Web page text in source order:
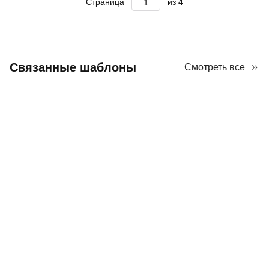
Связанные шаблоны Смотреть все